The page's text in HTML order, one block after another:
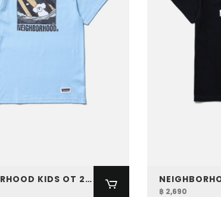
NEIGHBORHOOD KIDS OT 251 SPOT TEE SS-8
฿ 2,690